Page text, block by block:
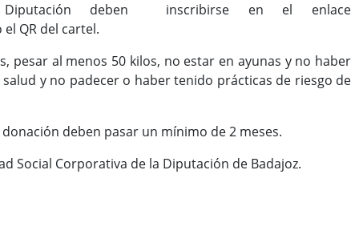
deben inscribirse en el enlace
QR del cartel.
pesar al menos 50 kilos, no estar en ayunas y no haber
y no padecer o haber tenido prácticas de riesgo de
deben pasar un mínimo de 2 meses.
Social Corporativa de la Diputación de Badajoz.